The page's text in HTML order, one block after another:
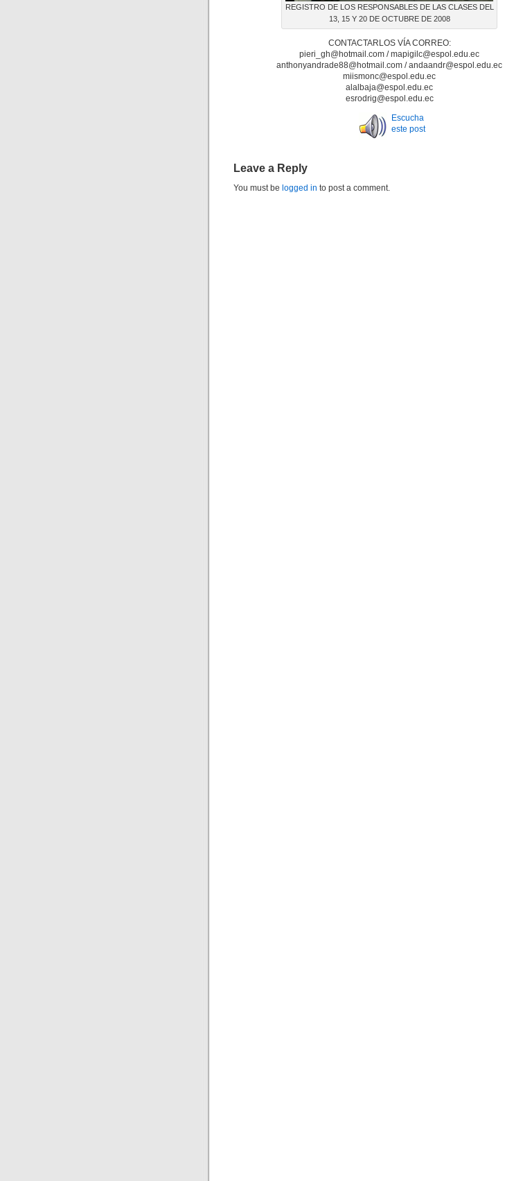
REGISTRO DE LOS RESPONSABLES DE LAS CLASES DEL
13, 15 Y 20 DE OCTUBRE DE 2008
CONTACTARLOS VÍA CORREO:
pieri_gh@hotmail.com / mapigilc@espol.edu.ec
anthonyandrade88@hotmail.com / andaandr@espol.edu.ec
miismonc@espol.edu.ec
alalbaja@espol.edu.ec
esrodrig@espol.edu.ec
Escucha
este post
Leave a Reply
You must be logged in to post a comment.